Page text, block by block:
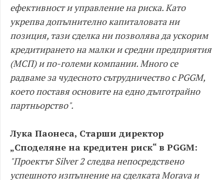
ефективност и управление на риска. Като
укрепва допълнително капиталовата ни
позиция, тази сделка ни позволява да ускорим
кредитирането на малки и средни предприятия
(МСП) и по-големи компании. Много се
радваме за чудесното сътрудничество с PGGM,
което поставя основите на едно дълготрайно
партньорство".
Лука Паонеса, Старши директор
„Споделяне на кредитен риск“ в PGGM:
"Проектът Silver 2 следва непосредствено
успешното изпълнение на сделката Morava и